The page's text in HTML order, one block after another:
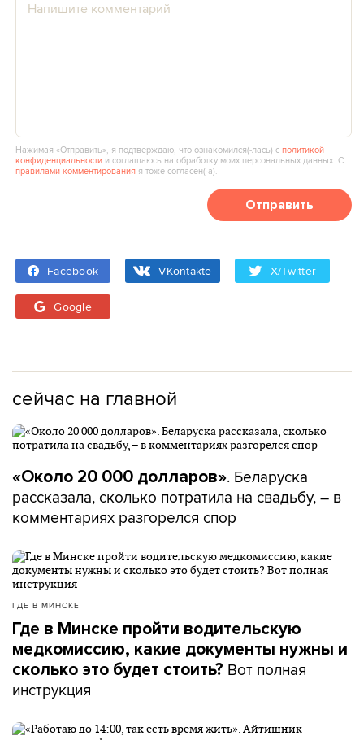
Нажимая «Отправить», я подтверждаю, что ознакомился(‑лась) сполитикой
конфиденциальности и соглашаюсь на обработку моих персональных данных. С
правилами комментирования я тоже согласен(‑а).
Отправить
Facebook VKontakte X/Twitter
Google
сейчас на главной
«Около 20 000 долларов». Беларуска
рассказала, сколько потратила на свадьбу, – в
комментариях разгорелся спор
ГДЕ В МИНСКЕ
Где в Минске пройти водительскую
медкомиссию, какие документы нужны и
сколько это будет стоить? Вот полная
инструкция